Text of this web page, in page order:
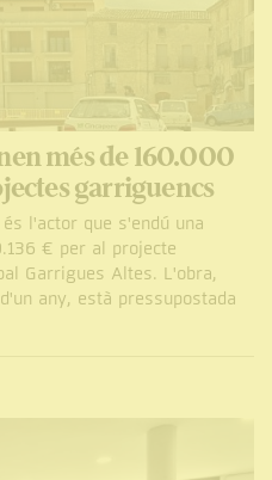
més de 160.000
garriguencs
l'actor que s'endú una
€ per al projecte
Garrigues Altes. L'obra,
any, està pressupostada